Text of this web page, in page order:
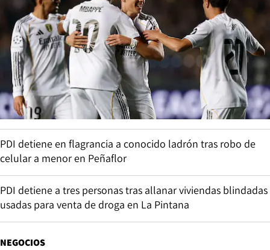
PDI detiene en flagrancia a conocido ladrón tras robo de
celular a menor en Peñaflor
PDI detiene a tres personas tras allanar viviendas blindadas
usadas para venta de droga en La Pintana
NEGOCIOS